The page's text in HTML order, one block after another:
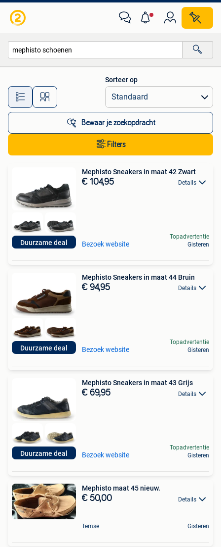
Alle afstanden…
Sorteer op
Bewaar je zoekopdracht
Filters
Duurzame deal
Mephisto Sneakers in maat 42 Zwart
€ 104,95 Details
Bezoek website
Topadvertentie
Gisteren
Duurzame deal
Mephisto Sneakers in maat 44 Bruin
€ 94,95 Details
Bezoek website
Topadvertentie
Gisteren
Duurzame deal
Mephisto Sneakers in maat 43 Grijs
€ 69,95 Details
Bezoek website
Topadvertentie
Gisteren
Mephisto maat 45 nieuw.
€ 50,00 Details
Temse Gisteren